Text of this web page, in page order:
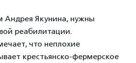
Андрея Якунина, нужны
реабилитации.
что неплохие
крестьянско-фермерское